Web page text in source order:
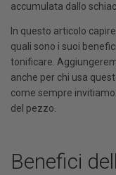
accumulata dallo
In questo articolo
quali sono i suoi
tonificare.
anche per chi usa
come sempre
del pezzo.
Benefici